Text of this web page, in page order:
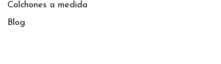
Colchones a medida
Blog